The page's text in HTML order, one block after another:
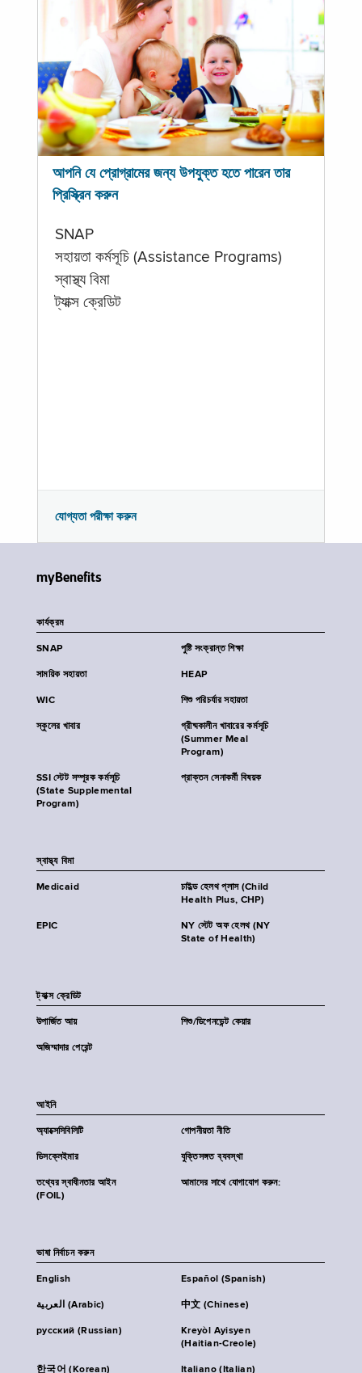
আপনি যে প্রোগ্রামের জন্য উপযুক্ত হতে পারেন তার
প্রিস্ক্রিন করুন
SNAP
সহায়তা কর্মসূচি (Assistance Programs)
স্বাস্থ্য বিমা
ট্যাক্স ক্রেডিট
যোগ্যতা পরীক্ষা করুন
myBenefits
কার্যক্রম
SNAP পুষ্টি সংক্রান্ত শিক্ষা
সাময়িক সহায়তা HEAP
WIC শিশু পরিচর্যার সহায়তা
স্কুলের খাবার
গ্রীষ্মকালীন খাবারের কর্মসূচি
(Summer Meal
Program)
SSI স্টেট সম্পূরক কর্মসূচি
(State Supplemental
Program)
প্রাক্তন সেনাকর্মী বিষয়ক
স্বাস্থ্য বিমা
Medicaid
চাইল্ড হেলথ প্লাস (Child
Health Plus, CHP)
EPIC
NY স্টেট অফ হেলথ (NY
State of Health)
ট্যাক্স ক্রেডিট
উপার্জিত আয় শিশু/ডিপেনডেন্ট কেয়ার
অজিম্মাদার পেরেন্ট
আইনি
অ্যাক্সেসিবিলিটি গোপনীয়তা নীতি
ডিসক্লেইমার যুক্তিসঙ্গত ব্যবস্থা
তথ্যের স্বাধীনতার আইন
(FOIL)
আমাদের সাথে যোগাযোগ করুন:
ভাষা নির্বাচন করুন
English Español (Spanish)
العربية (Arabic) 中文 (Chinese)
русский (Russian)
Kreyòl Ayisyen
(Haitian-Creole)
한국어 (Korean) Italiano (Italian)